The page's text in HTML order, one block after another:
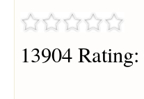
13904 Rating: